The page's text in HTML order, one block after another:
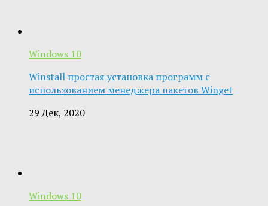
Windows 10
Winstall простая установка программ с
использованием менеджера пакетов Winget
29 Дек, 2020
Windows 10